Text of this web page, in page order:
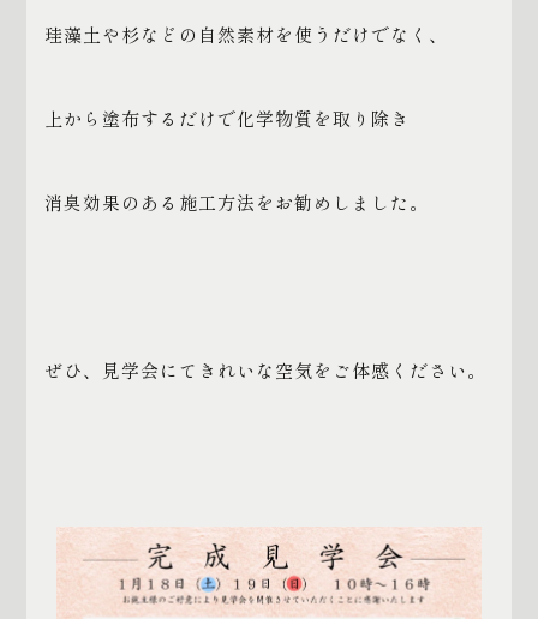
珪藻土や杉などの自然素材を使うだけでなく、
上から塗布するだけで化学物質を取り除き
消臭効果のある施工方法をお勧めしました。
ぜひ、見学会にてきれいな空気をご体感ください。